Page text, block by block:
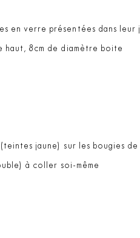
en verre présentées dans
haut, 8cm de diamètre boite
jaune) sur les bougies
à coller soi-même